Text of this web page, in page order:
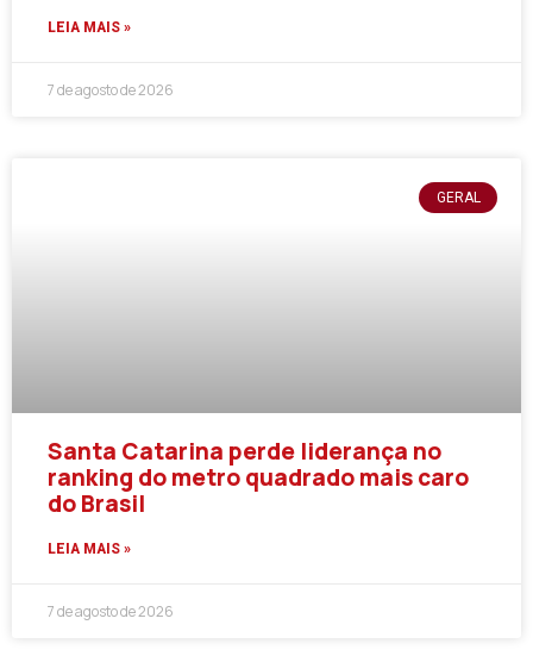
LEIA MAIS »
7 de agosto de 2026
GERAL
Santa Catarina perde liderança no
ranking do metro quadrado mais caro
do Brasil
LEIA MAIS »
7 de agosto de 2026